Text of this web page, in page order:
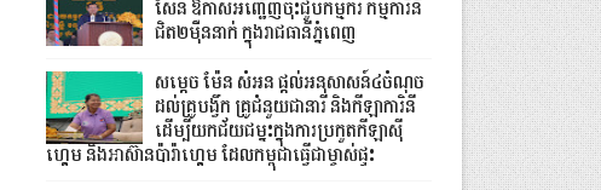
សែន ឱកាសអញ្ជើញចុះជួបកម្មករ កម្មការិនី
ជិត២ម៉ឺននាក់ ក្នុងរាជធានីភ្នំពេញ
សម្តេច ម៉ែន សំអន ផ្តល់អនុសាសន៍៤ចំណុច
ដល់គ្រូបង្វឹក គ្រូជំនួយជានារី និងកីឡាការិនី
ដើម្បីយកជ័យជម្នះក្នុងការប្រកួតកីឡាស៊ី
ហ្គេម និងអាស៊ានប៉ារ៉ាហ្គេម ដែលកម្ពុជាធ្វើជាម្ចាស់ផ្ទះ